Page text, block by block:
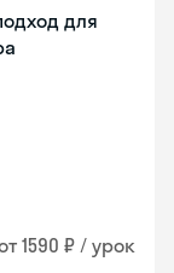
для
1590 ₽ / урок